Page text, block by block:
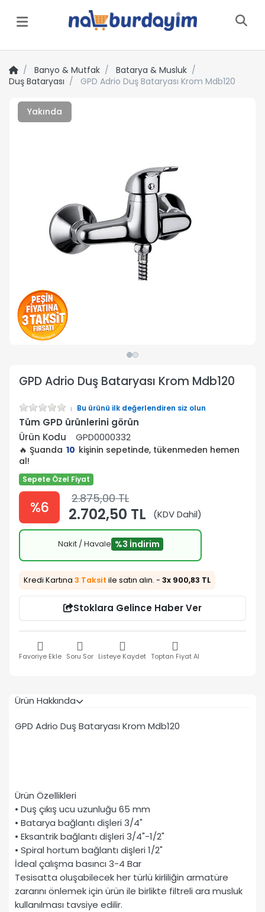
Menü
Banyo & Mutfak
Batarya & Musluk
Duş Bataryası
GPD Adrio Duş Bataryası Krom Mdb120
Yakında
GPD Adrio Duş Bataryası Krom Mdb120
Bu ürünü ilk değerlendiren siz olun
Tüm GPD ürünlerini görün
Ürün Kodu
GPD0000332
🔥 Şuanda 10 kişinin sepetinde, tükenmeden hemen
al!
Sepete Özel Fiyat
%6 2.875,00 TL
2.702,50 TL (KDV Dahil)
Nakit / Havale %3 İndirim
Kredi Kartına 3 Taksit ile satın alın. - 3x 900,83 TL
Stoklara Gelince Haber Ver
Favoriye Ekle Soru Sor Listeye Kaydet Toptan Fiyat Al
Ürün Hakkında
GPD Adrio Duş Bataryası Krom Mdb120
Ürün Özellikleri
• Duş çıkış ucu uzunluğu 65 mm
• Batarya bağlantı dişleri 3/4"
• Eksantrik bağlantı dişleri 3/4"-1/2"
• Spiral hortum bağlantı dişleri 1/2"
İdeal çalışma basıncı 3-4 Bar
Tesisatta oluşabilecek her türlü kirliliğin armatüre
zararını önlemek için ürün ile birlikte filtreli ara musluk
kullanılması tavsiye edilir.